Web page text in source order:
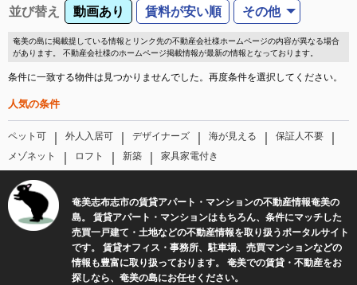
並び替え 動画あり 賃料が安い順 その他
奄美の島に掲載提している情報とリンク先の不動産会社様ホームページの内容が異なる場合
があります。 不動産会社様のホームページ掲載情報が最新の情報となっております。
条件に一致する物件は見つかりませんでした。再度条件を選択してください。
人気の条件
ペット可 ｜ 外人入居可 ｜ デザイナーズ ｜ 海が見える ｜ 保証人不要 ｜
メゾネット ｜ ロフト ｜ 新築 ｜ 家具家電付き
奄美志布志市の賃貸アパート・マンションの不動産情報奄美の
島。 賃貸アパート・マンションはもちろん、条件にマッチした
売買一戸建て・土地などの不動産情報を取り扱うポータルサイト
です。 賃貸オフィス・事務所、駐車場、売買マンションなどの
情報も豊富に取り扱っております。 奄美での賃貸・不動産をお
探しなら、奄美の島にお任せください。